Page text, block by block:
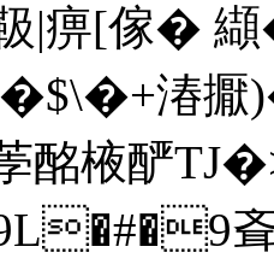
|痹[傢� 
湷擫)�
棭酽